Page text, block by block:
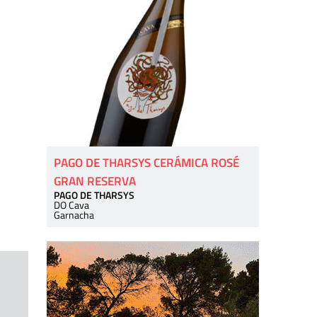
PAGO DE THARSYS CERÁMICA ROSÉ
GRAN RESERVA
PAGO DE THARSYS
DO Cava
Garnacha